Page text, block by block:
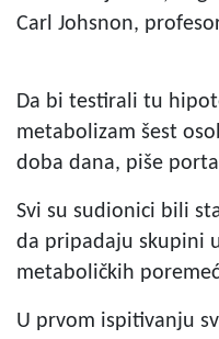
Carl Johsnon,
Da bi testirali tu
metabolizam šest
doba dana, piše
Svi su sudionici bili
da pripadaju skupini
metaboličkih
U prvom ispitivanju